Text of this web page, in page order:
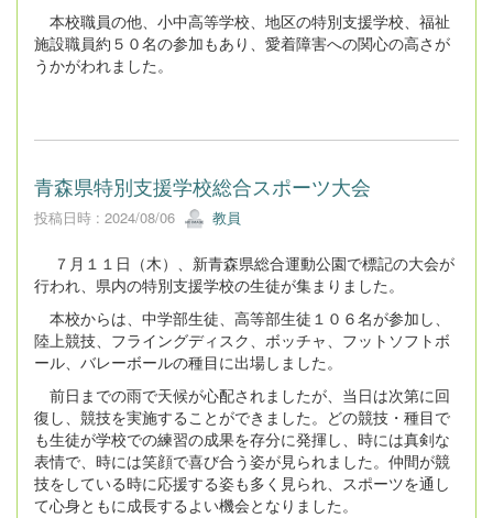
本校職員の他、小中高等学校、地区の特別支援学校、福祉
施設職員約５０名の参加もあり、愛着障害への関心の高さが
うかがわれました。
青森県特別支援学校総合スポーツ大会
投稿日時 : 2024/08/06 教員
７月１１日（木）、新青森県総合運動公園で標記の大会が
行われ、県内の特別支援学校の生徒が集まりました。
本校からは、中学部生徒、高等部生徒１０６名が参加し、
陸上競技、フライングディスク、ボッチャ、フットソフトボ
ール、バレーボールの種目に出場しました。
前日までの雨で天候が心配されましたが、当日は次第に回
復し、競技を実施することができました。どの競技・種目で
も生徒が学校での練習の成果を存分に発揮し、時には真剣な
表情で、時には笑顔で喜び合う姿が見られました。仲間が競
技をしている時に応援する姿も多く見られ、スポーツを通し
て心身ともに成長するよい機会となりました。